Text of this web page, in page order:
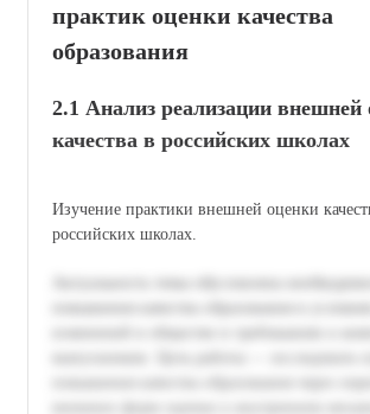
практик оценки качества
образования
2.1 Анализ реализации внешней
качества в российских школах
Изучение практики внешней оценки
российских школах.